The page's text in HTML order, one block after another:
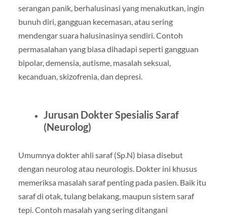
serangan panik, berhalusinasi yang menakutkan, ingin
bunuh diri, gangguan kecemasan, atau sering
mendengar suara halusinasinya sendiri. Contoh
permasalahan yang biasa dihadapi seperti gangguan
bipolar, demensia, autisme, masalah seksual,
kecanduan, skizofrenia, dan depresi.
Jurusan Dokter Spesialis Saraf
(Neurolog)
Umumnya dokter ahli saraf (Sp.N) biasa disebut
dengan neurolog atau neurologis. Dokter ini khusus
memeriksa masalah saraf penting pada pasien. Baik itu
saraf di otak, tulang belakang, maupun sistem saraf
tepi. Contoh masalah yang sering ditangani